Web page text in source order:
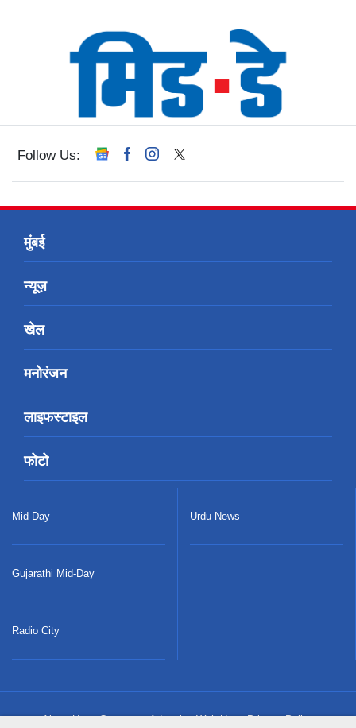
Follow Us:
मुंबई
न्यूज़
खेल
मनोरंजन
लाइफस्टाइल
फोटो
Mid-Day
Gujarathi Mid-Day
Radio City
Urdu News
About Us Careers Advertise With Us
Privacy Policy